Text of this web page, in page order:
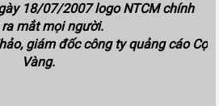
18/07/2007 logo NTCM chính
mắt mọi người.
giám đốc công ty quảng cáo Cọ
Vàng.